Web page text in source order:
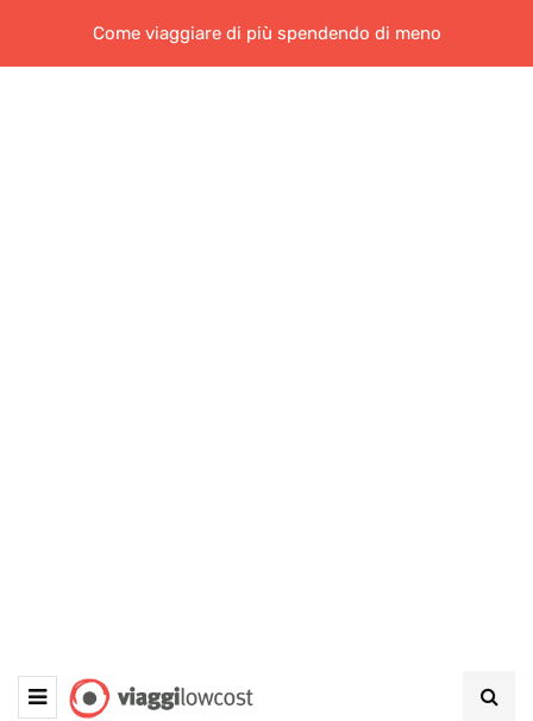
Come viaggiare di più spendendo di meno